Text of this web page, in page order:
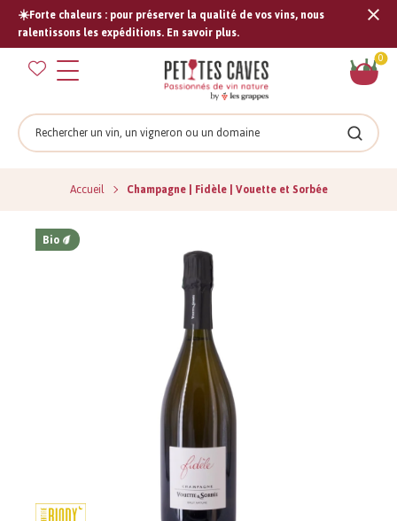
☀️Forte chaleurs : pour préserver la qualité de vos vins, nous
ralentissons les expéditions. En savoir plus.
0
Rechercher
Accueil Champagne | Fidèle | Vouette et Sorbée
Bio